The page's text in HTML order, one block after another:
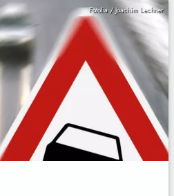
Fotolia / Joachim Lechner